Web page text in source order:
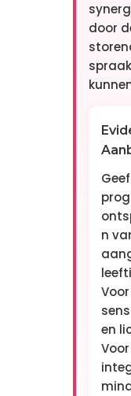
door
n
en